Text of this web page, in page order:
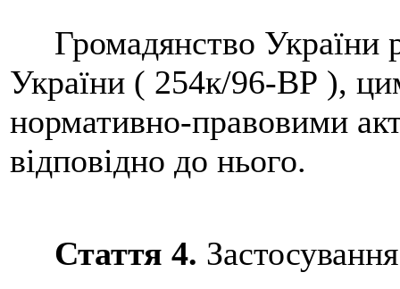
Громадянство України
України ( 254к/96-ВР ),
нормативно-правовими
відповідно до нього.
Стаття 4.